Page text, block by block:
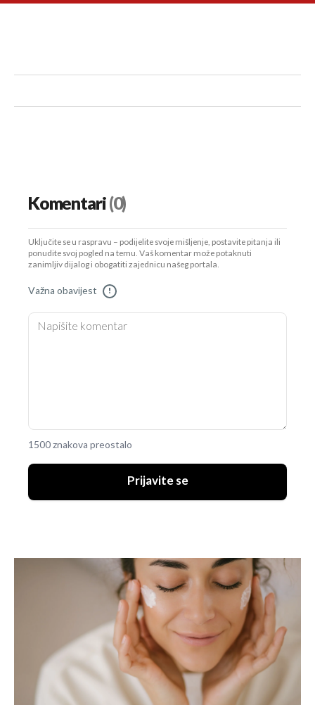
Komentari(0)
Uključite se u raspravu – podijelite svoje mišljenje, postavite pitanja ili
ponudite svoj pogled na temu. Vaš komentar može potaknuti
zanimljiv dijalog i obogatiti zajednicu našeg portala.
Važna obavijest !
1500 znakova preostalo
Prijavite se